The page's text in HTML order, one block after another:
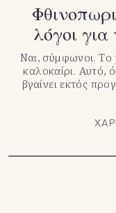
λόγοι
Ναι, σύμφωνοι. Το
καλοκαίρι. Αυτό,
βγαίνει εκτός